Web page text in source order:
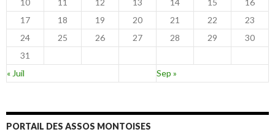
10
11 12 13 14 15
16
17
18 19 20 21 22
23
24
25 26 27 28 29
30
31
« Juil
Sep »
PORTAIL DES ASSOS MONTOISES